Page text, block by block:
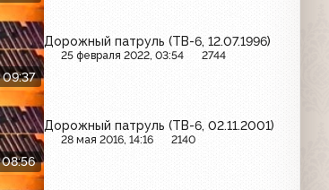
09:37
Дорожный патруль (ТВ-6, 12.07.1996)
25 февраля 2022, 03:54 2744
08:56
Дорожный патруль (ТВ-6, 02.11.2001)
28 мая 2016, 14:16 2140